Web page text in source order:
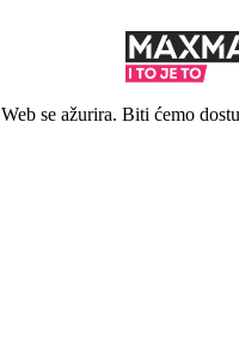
Web se ažurira. Biti ćemo